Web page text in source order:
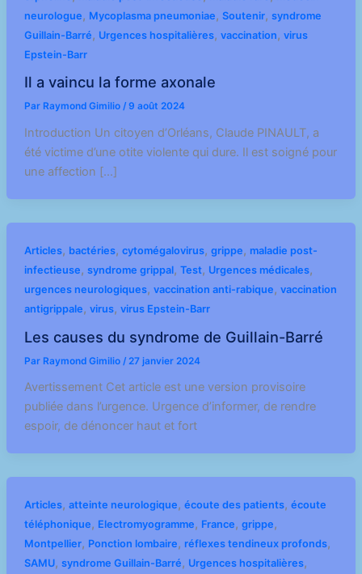
neurologue, Mycoplasma pneumoniae, Soutenir, syndrome
Guillain-Barré, Urgences hospitalières, vaccination, virus
Epstein-Barr
Il a vaincu la forme axonale
Par Raymond Gimilio / 9 août 2024
Introduction Un citoyen d’Orléans, Claude PINAULT, a
été victime d’une otite violente qui dure. Il est soigné pour
une affection […]
Articles, bactéries, cytomégalovirus, grippe, maladie post-
infectieuse, syndrome grippal, Test, Urgences médicales,
urgences neurologiques, vaccination anti-rabique, vaccination
antigrippale, virus, virus Epstein-Barr
Les causes du syndrome de Guillain-Barré
Par Raymond Gimilio / 27 janvier 2024
Avertissement Cet article est une version provisoire
publiée dans l’urgence. Urgence d’informer, de rendre
espoir, de dénoncer haut et fort
Articles, atteinte neurologique, écoute des patients, écoute
téléphonique, Electromyogramme, France, grippe,
Montpellier, Ponction lombaire, réflexes tendineux profonds,
SAMU, syndrome Guillain-Barré, Urgences hospitalières,